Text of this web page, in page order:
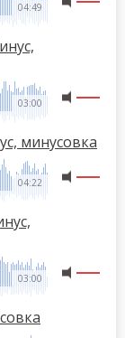
04:49
03:00
минусовка
04:22
03:00